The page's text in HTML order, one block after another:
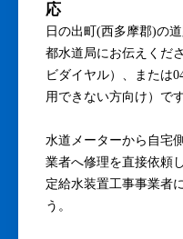
応
日の出町(西多摩郡)の
都水道局にお伝えくだ
ビダイヤル）、または
用できない方向け）です
水道メーターから自宅
業者へ修理を直接依頼
定給水装置工事事業者
う。